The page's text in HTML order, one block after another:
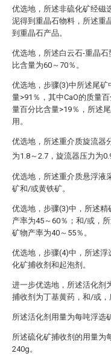
优选地，所述非硫化矿经磁
泥得到重晶石物料，所述重
到重晶石产品。
优选地，所述白云石-重晶
比含量为60～70％。
优选地，步骤(3)中所述尾
量>91％，其中CaO的质量
量百分比含量>19％，所述
用。
优选地，所述重介质旋流器
为1.8～2.7，旋流器压力为
优选地，所述重介质悬浮液
矿和/或黄铁矿。
优选地，步骤(3)中，所述
产率为45～60％；和/或，
矿物产率为40～55％。
优选地，步骤(4)中，所述
化矿捕收剂和起泡剂。
进一步优选地，所述活化剂
捕收剂为丁基黄药，和/或，
所述活化剂用量为每吨浮选
所述硫化矿捕收剂的用量为
240g。